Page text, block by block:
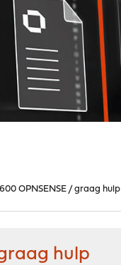
OPNSENSE / graag hulp
hulp